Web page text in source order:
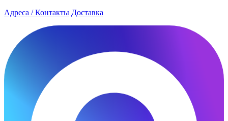
Адреса / Контакты Доставка